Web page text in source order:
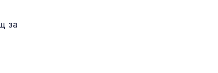
за